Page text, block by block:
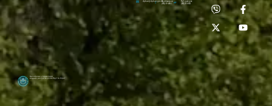
Басейнове управління
водних ресурсів річок Прут та Сірет
Лабораторія:
(0372) 53-92-00
dpbuvr@dpbuvr.gov.uaПриймальня:
(0372) 51-14-56